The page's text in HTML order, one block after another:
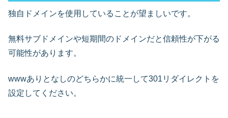
独自ドメインを使用していることが望ましいです。
無料サブドメインや短期間のドメインだと信頼性が下がる
可能性があります。
wwwありとなしのどちらかに統一して301リダイレクトを
設定してください。